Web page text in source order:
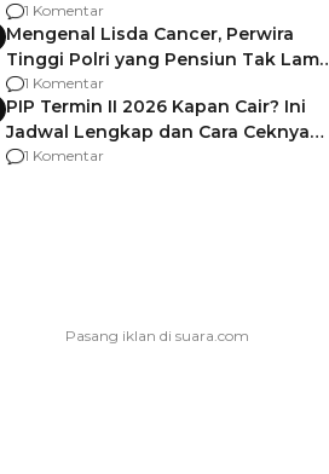
Berencana Pakai Jimat di Pakansari
1 Komentar
Mengenal Lisda Cancer, Perwira
Tinggi Polri yang Pensiun Tak Lama
Usai Jadi Brigjen
1 Komentar
PIP Termin II 2026 Kapan Cair? Ini
Jadwal Lengkap dan Cara Ceknya
agar Dana Tidak Hangus!
1 Komentar